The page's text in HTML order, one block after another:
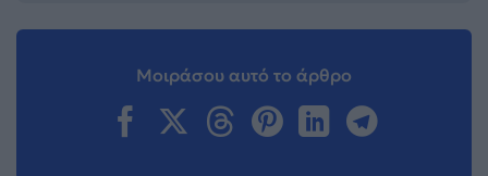
Μοιράσου αυτό το άρθρο